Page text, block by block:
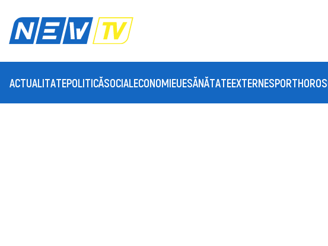
ACTUALITATEPOLITICĂSOCIAL ECONOMIEUESĂNĂTATEEXTERNESPORT